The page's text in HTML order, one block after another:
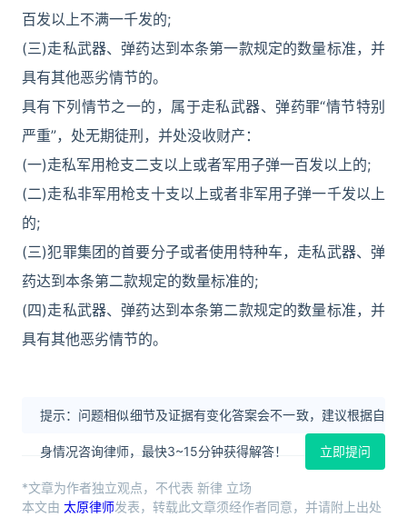
百发以上不满一千发的;
(三)走私武器、弹药达到本条第一款规定的数量标准，并
具有其他恶劣情节的。
具有下列情节之一的，属于走私武器、弹药罪“情节特别
严重”，处无期徒刑，并处没收财产：
(一)走私军用枪支二支以上或者军用子弹一百发以上的;
(二)走私非军用枪支十支以上或者非军用子弹一千发以上
的;
(三)犯罪集团的首要分子或者使用特种车，走私武器、弹
药达到本条第二款规定的数量标准的;
(四)走私武器、弹药达到本条第二款规定的数量标准，并
具有其他恶劣情节的。
提示：问题相似细节及证据有变化答案会不一致，建议根据自
身情况咨询律师，最快3~15分钟获得解答！ 立即提问
*文章为作者独立观点，不代表 新律 立场
本文由 太原律师发表，转载此文章须经作者同意，并请附上出处